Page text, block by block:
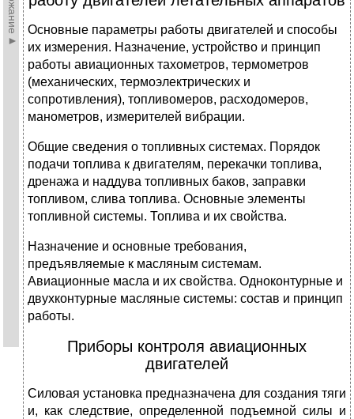
Основные параметры работы двигателей и способы
их измерения. Назначение, устройство и принцип
работы авиационных тахометров, термометров
(механических, термоэлектрических и
сопротивления), топливомеров, расходомеров,
манометров, измерителей вибрации.
Общие сведения о топливных системах. Порядок
подачи топлива к двигателям, перекачки топлива,
дренажа и наддува топливных баков, заправки
топливом, слива топлива. Основные элементы
топливной системы. Топлива и их свойства.
Назначение и основные требования,
предъявляемые к масляным системам.
Авиационные масла и их свойства. Одноконтурные и
двухконтурные масляные системы: состав и принцип
работы.
Приборы контроля авиационных
двигателей
Силовая установка предназначена для создания тяги
и, как следствие, определенной подъемной силы и